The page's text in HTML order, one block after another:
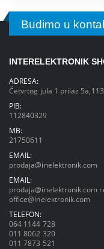
Budimo u
INTERELEKTRONIK
ADRESA:
Četvrtog jula 1 prilaz
PIB:
112840329
MB:
21750611
EMAIL:
prodaja@inelektronik.com
EMAIL:
prodaja@inelektronik.com
office@inelektronik.com
TELEFON:
064 1144 728
011 8062 320
011 7873 521